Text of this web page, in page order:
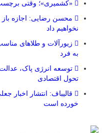
«کشمیری»؛ وقتی
محسن رضایی: اجازه باز
نخواهیم داد
زیورآلات و طلاهای
به فرد
توسعه انرژی پاک،
تحول اقتصادی
قالیباف: انتشار
خورده است